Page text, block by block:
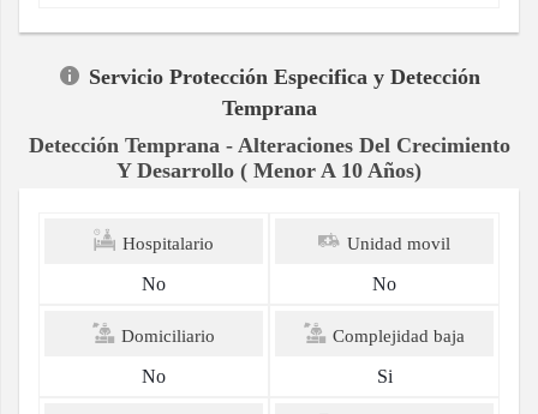
Servicio Protección Especifica y Detección
Temprana
Detección Temprana - Alteraciones Del Crecimiento
Y Desarrollo ( Menor A 10 Años)
Hospitalario
No
Unidad movil
No
Domiciliario
No
Complejidad baja
Si